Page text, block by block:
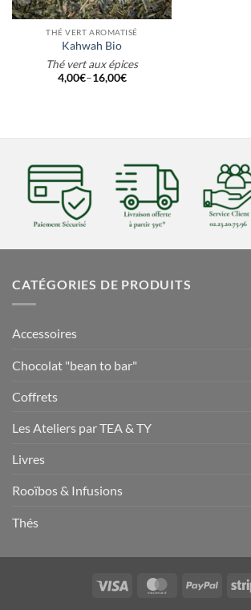
THÉ VERT AROMATISÉ
Kahwah Bio
Thé vert aux épices
4,00€–16,00€
CATÉGORIES DE PRODUITS
Accessoires
Chocolat "bean to bar"
Coffrets
Les Ateliers par TEA & TY
Livres
Rooïbos & Infusions
Thés
Visa MasterCardPayPal